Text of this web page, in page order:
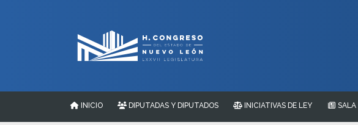
INICIO DIPUTADAS Y DIPUTADOS INICIATIVAS DE LEY SALA